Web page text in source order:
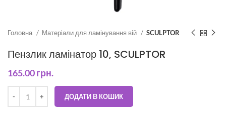
Головна Матеріали для ламінування вій SCULPTOR
Пензлик ламінатор 10, SCULPTOR
165.00грн.
ДОДАТИ В КОШИК